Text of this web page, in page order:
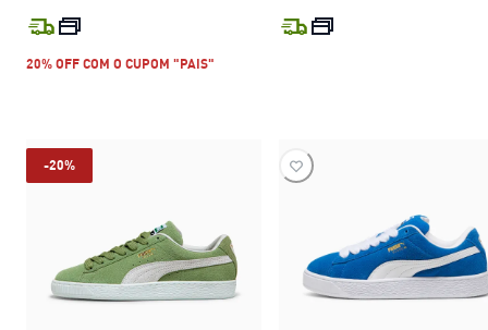
preço atual R$ 599,99
20% OFF COM O CUPOM "PAIS"
-20%